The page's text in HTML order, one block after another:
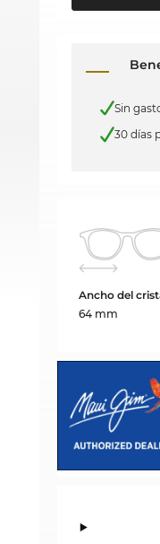
Sin
30 días
Ancho del
64 mm